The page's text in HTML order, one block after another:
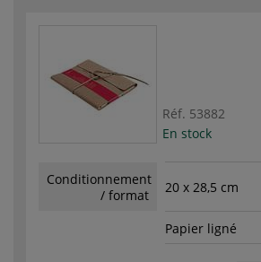
Réf. 53882
En stock
Conditionnement
/ format
20 x 28,5 cm
Papier ligné